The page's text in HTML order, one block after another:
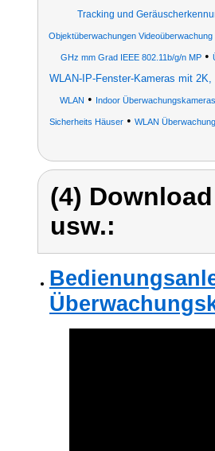
Tracking und
Objektüberwachungen Videoüberwachung
GHz mm Grad IEEE 802.11b/g/n MP •
WLAN-IP-Fenster-Kameras mit
WLAN • Indoor Überwachungskameras
Sicherheits Häuser • WLAN
(4)
usw.: